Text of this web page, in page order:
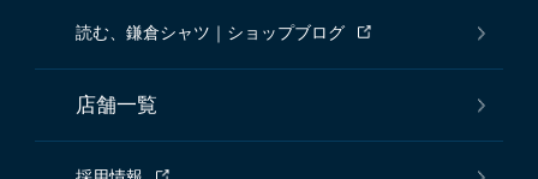
読む、鎌倉シャツ｜ショップブログ
店舗一覧